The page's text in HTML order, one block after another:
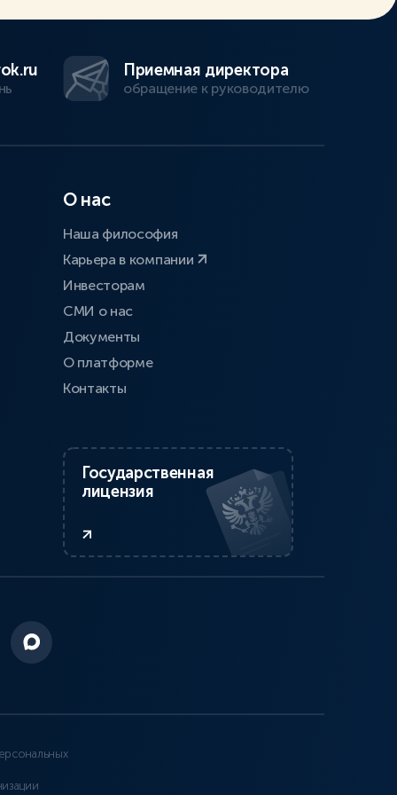
Приемная директора
обращение к руководителю
О нас
Наша философия
Карьера в компании
Инвесторам
СМИ о нас
Документы
О платформе
Контакты
Государственная
лицензия